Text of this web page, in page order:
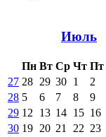
Июль
Пн Вт Ср Чт Пт
27 28 29 30 1 2
28 5 6 7 8 9
29 12 13 14 15 16
30 19 20 21 22 23